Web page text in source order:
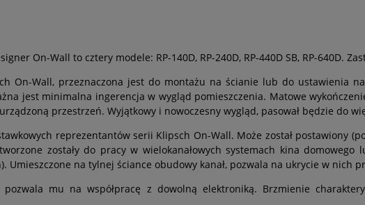
On-Wall to cztery modele: RP-140D, RP-240D, RP-440D SB, RP-640D.
On-Wall, przeznaczona jest do montażu na ścianie lub do ustawienia
jest minimalna ingerencja w wygląd pomieszczenia. Matowe
przestrzeń. Wyjątkowy i nowoczesny wygląd, pasował będzie do
reprezentantów serii Klipsch On-Wall. Może został postawiony
zostały do pracy w wielokanałowych systemach kina
Umieszczone na tylnej ściance obudowy kanał, pozwala na ukrycie w nich
pozwala mu na współpracę z dowolną elektroniką. Brzmienie